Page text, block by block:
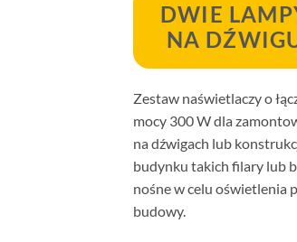
DWIE
NA
Zestaw naświetlaczy o
mocy 300 W dla
na dźwigach lub
budynku takich filary lub
nośne w celu oświetlenia
budowy.